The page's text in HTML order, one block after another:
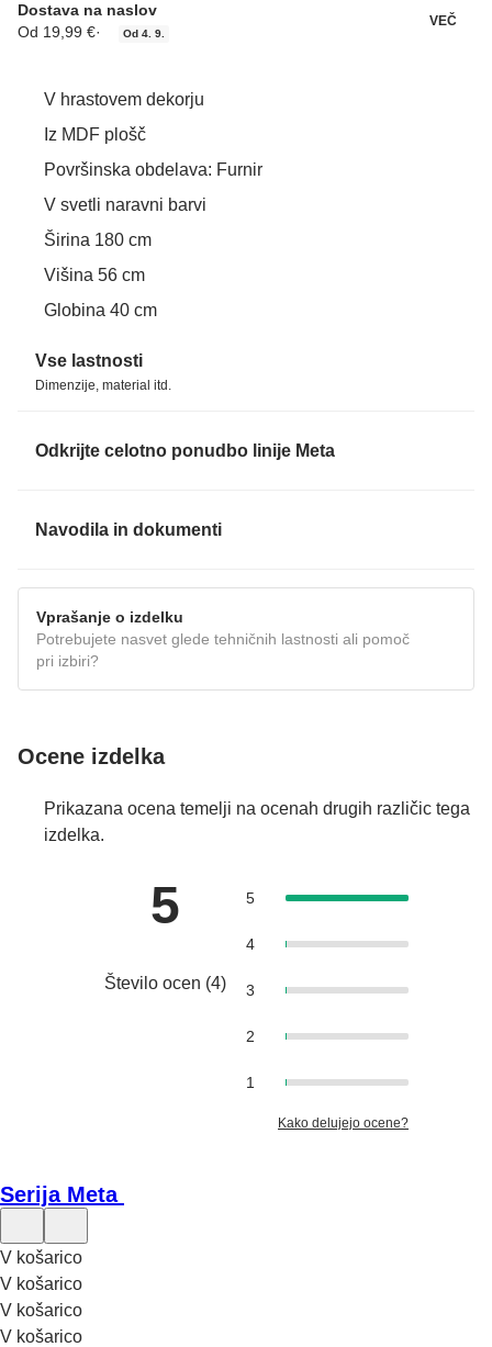
Dostava na naslov
Od 19,99 €· Od 4. 9.
VEČ
V hrastovem dekorju
Iz MDF plošč
Površinska obdelava: Furnir
V svetli naravni barvi
Širina 180 cm
Višina 56 cm
Globina 40 cm
Vse lastnosti
Dimenzije, material itd.
Odkrijte celotno ponudbo linije Meta
Navodila in dokumenti
Vprašanje o izdelku
Potrebujete nasvet glede tehničnih lastnosti ali pomoč
pri izbiri?
Ocene izdelka
Prikazana ocena temelji na ocenah drugih različic tega
izdelka.
5
Število ocen (4)
5
4
3
2
1
Kako delujejo ocene?
Serija Meta
V košarico
V košarico
V košarico
V košarico